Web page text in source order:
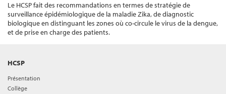
Le HCSP fait des recommandations en termes de stratégie de
surveillance épidémiologique de la maladie Zika, de diagnostic
biologique en distinguant les zones où co-circule le virus de la dengue,
et de prise en charge des patients.
HCSP
Présentation
Collège